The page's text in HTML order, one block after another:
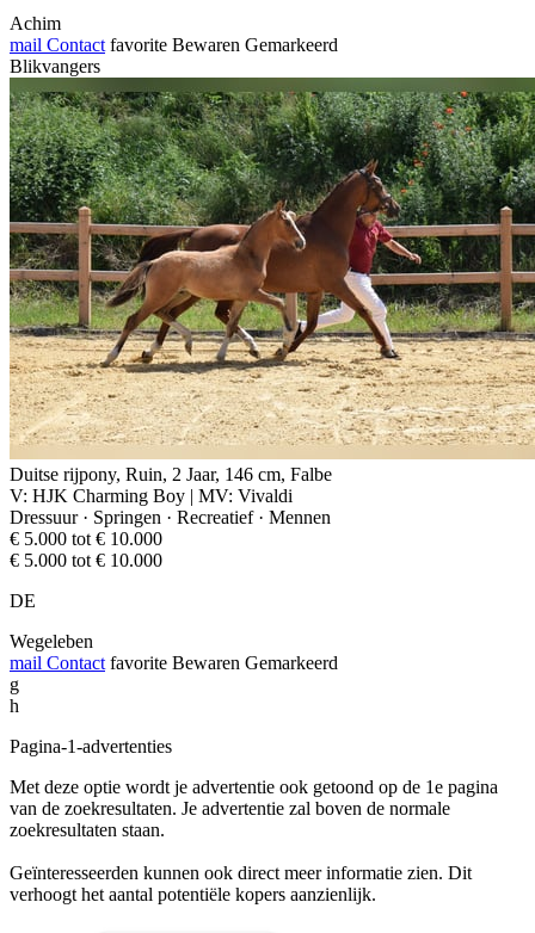
Achim
mail Contact favorite Bewaren Gemarkeerd
Blikvangers
Duitse rijpony, Ruin, 2 Jaar, 146 cm, Falbe
V: HJK Charming Boy | MV: Vivaldi
Dressuur · Springen · Recreatief · Mennen
€ 5.000 tot € 10.000
€ 5.000 tot € 10.000
DE
Wegeleben
mail Contact favorite Bewaren Gemarkeerd
g
h
Pagina-1-advertenties
Met deze optie wordt je advertentie ook getoond op de 1e pagina
van de zoekresultaten. Je advertentie zal boven de normale
zoekresultaten staan.
Geïnteresseerden kunnen ook direct meer informatie zien. Dit
verhoogt het aantal potentiële kopers aanzienlijk.